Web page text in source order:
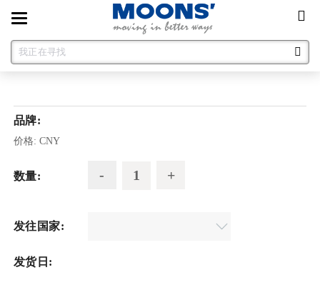
Toggle
navigation
品牌:
价格: CNY
数量:
发往国家:
发货日: